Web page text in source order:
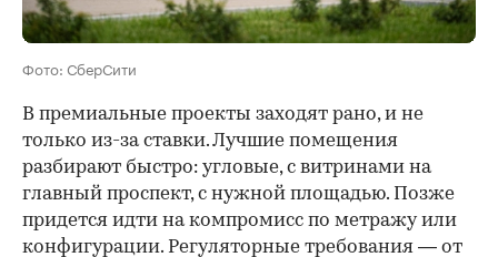
Фото: СберСити
В премиальные проекты заходят рано, и не
только из-за ставки. Лучшие помещения
разбирают быстро: угловые, с витринами на
главный проспект, с нужной площадью. Позже
придется идти на компромисс по метражу или
конфигурации. Регуляторные требования — от